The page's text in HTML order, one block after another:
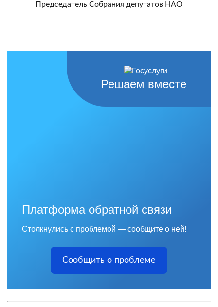
Председатель Собрания депутатов НАО
Решаем вместе
Платформа обратной связи
Столкнулись с проблемой — сообщите о ней!
Сообщить о проблеме